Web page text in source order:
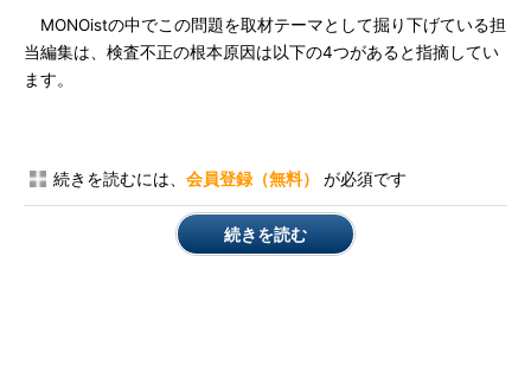
MONOistの中でこの問題を取材テーマとして掘り下げている担
当編集は、検査不正の根本原因は以下の4つがあると指摘してい
ます。
続きを読むには、 会員登録（無料） が必須です
続きを読む